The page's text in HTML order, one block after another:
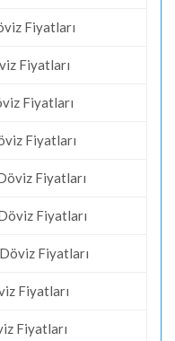
Fiyatları
Fiyatları
Fiyatları
Fiyatları
Fiyatları
Fiyatları
Fiyatları
Fiyatları
Fiyatları